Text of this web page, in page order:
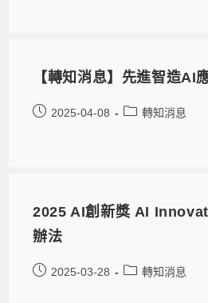
【轉知消息】先進智造AI
2025-04-08 轉知消息
2025 AI創新獎 AI
辦法
2025-03-28 轉知消息